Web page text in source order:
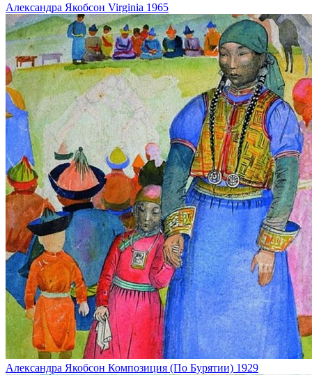
Александра Якобсон Virginia 1965
Александра Якобсон Композиция (По Бурятии) 1929